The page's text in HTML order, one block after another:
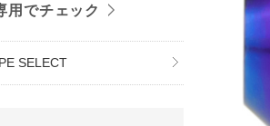
用でチェック
SELECT